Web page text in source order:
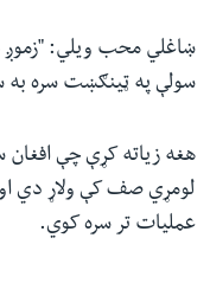
ښاغلي محب ویلي: "زموږ
سولې په ټینګښت سره به
هغه زیاته کړې چې افغان
عملیات تر سره کوي.